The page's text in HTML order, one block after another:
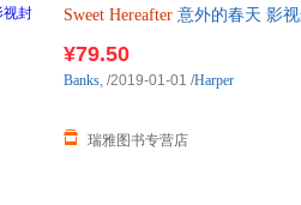
Sweet Hereafter 意外的春天 影
¥79.50
瑞雅图书专营店
Banks, /2019-01-01 /Harper